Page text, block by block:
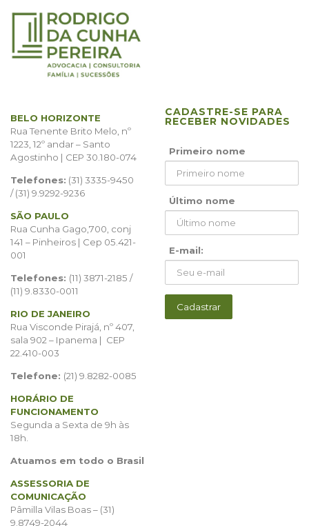
BELO HORIZONTE
Rua Tenente Brito Melo, nº
1223, 12º andar – Santo
Agostinho | CEP 30.180-074
Telefones: (31) 3335-9450
/ (31) 9.9292-9236
SÃO PAULO
Rua Cunha Gago,700, conj
141 – Pinheiros | Cep 05.421-
001
Telefones: (11) 3871-2185 /
(11) 9.8330-0011
RIO DE JANEIRO
Rua Visconde Pirajá, nº 407,
sala 902 – Ipanema | CEP
22.410-003
Telefone: (21) 9.8282-0085
HORÁRIO DE
FUNCIONAMENTO
Segunda a Sexta de 9h às
18h.
Atuamos em todo o Brasil
ASSESSORIA DE
COMUNICAÇÃO
Pâmilla Vilas Boas – (31)
9.8749-2044
CADASTRE-SE PARA
RECEBER NOVIDADES
Primeiro nome
Último nome
E-mail: